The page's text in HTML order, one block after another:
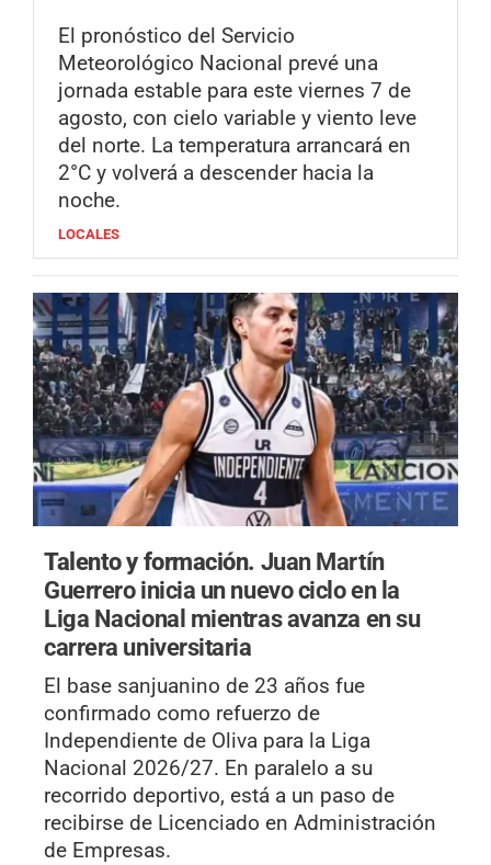
El pronóstico del Servicio
Meteorológico Nacional prevé una
jornada estable para este viernes 7 de
agosto, con cielo variable y viento leve
del norte. La temperatura arrancará en
2°C y volverá a descender hacia la
noche.
LOCALES
Talento y formación. Juan Martín
Guerrero inicia un nuevo ciclo en la
Liga Nacional mientras avanza en su
carrera universitaria
El base sanjuanino de 23 años fue
confirmado como refuerzo de
Independiente de Oliva para la Liga
Nacional 2026/27. En paralelo a su
recorrido deportivo, está a un paso de
recibirse de Licenciado en Administración
de Empresas.